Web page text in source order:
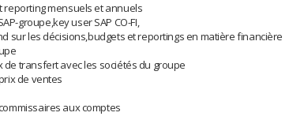
mensuels et annuels
groupe,key user SAP CO-FI,
sur les décisions,budgets et reportings en matière financière
transfert avec les sociétés du groupe
de ventes
aux comptes